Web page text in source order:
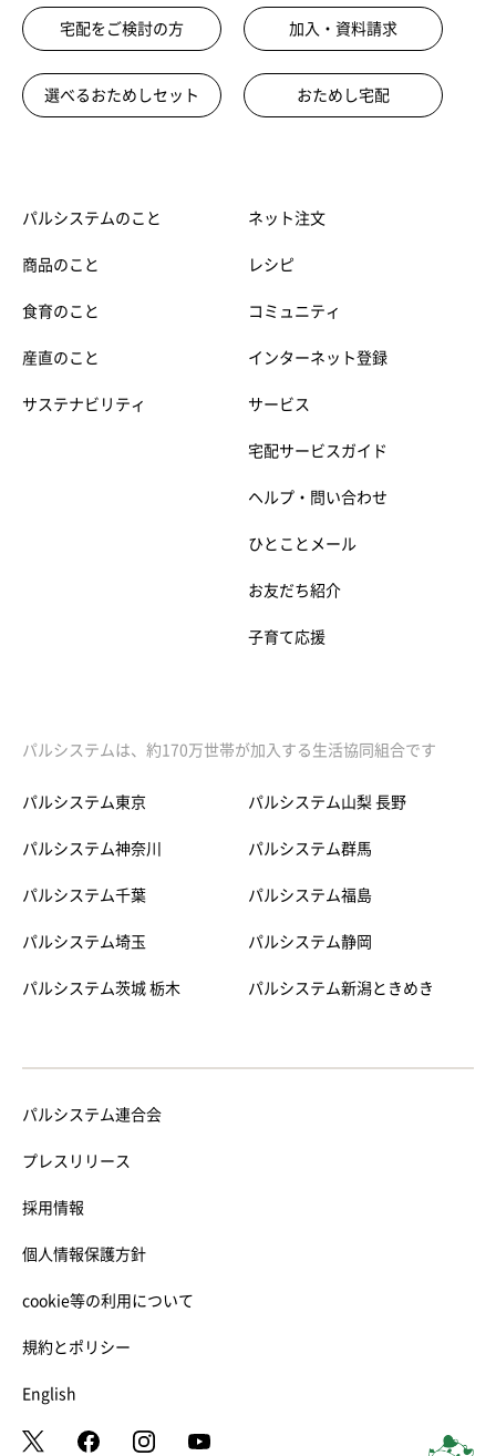
宅配をご検討の方 加入・資料請求
選べるおためしセット おためし宅配
パルシステムのこと
商品のこと
食育のこと
産直のこと
サステナビリティ
ネット注文
レシピ
コミュニティ
インターネット登録
サービス
宅配サービスガイド
ヘルプ・問い合わせ
ひとことメール
お友だち紹介
子育て応援
パルシステムは、約170万世帯が加入する生活協同組合です
パルシステム東京
パルシステム神奈川
パルシステム千葉
パルシステム埼玉
パルシステム茨城 栃木
パルシステム山梨 長野
パルシステム群馬
パルシステム福島
パルシステム静岡
パルシステム新潟ときめき
パルシステム連合会
プレスリリース
採用情報
個人情報保護方針
cookie等の利用について
規約とポリシー
English